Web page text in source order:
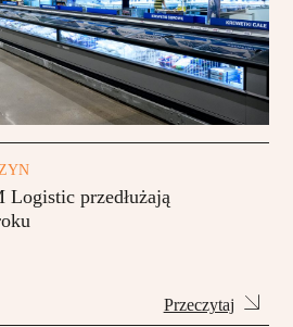
przedłużają
Przeczytaj